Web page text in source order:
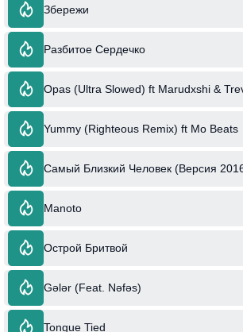
Збережи
Разбитое Сердечко
Opas (Ultra Slowed) ft Marudxshi &
Yummy (Righteous Remix) ft Mo Beats
Самый Близкий Человек (Версия
Manoto
Острой Бритвой
Gələr (Feat. Nəfəs)
Tongue Tied